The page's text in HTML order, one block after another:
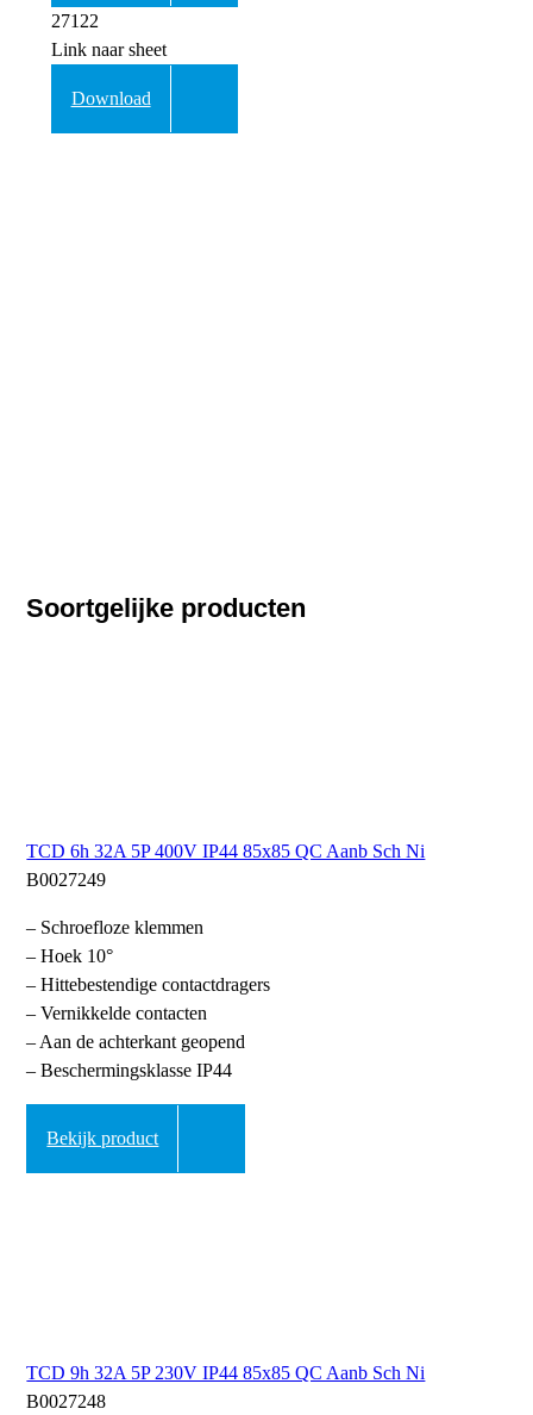
27122
Link naar sheet
Download
Soortgelijke producten
TCD 6h 32A 5P 400V IP44 85x85 QC Aanb Sch Ni
B0027249
– Schroefloze klemmen
– Hoek 10°
– Hittebestendige contactdragers
– Vernikkelde contacten
– Aan de achterkant geopend
– Beschermingsklasse IP44
Bekijk product
TCD 9h 32A 5P 230V IP44 85x85 QC Aanb Sch Ni
B0027248